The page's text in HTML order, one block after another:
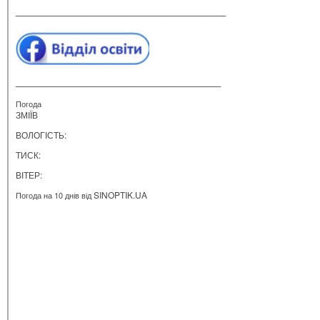
Погода
ЗМІЇВ
ВОЛОГІСТЬ:
ТИСК:
ВІТЕР:
Погода на 10 днів відSINOPTIK.UA